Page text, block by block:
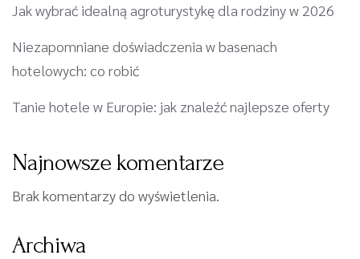
Jak wybrać idealną agroturystykę dla rodziny w 2026
Niezapomniane doświadczenia w basenach
hotelowych: co robić
Tanie hotele w Europie: jak znaleźć najlepsze oferty
Najnowsze komentarze
Brak komentarzy do wyświetlenia.
Archiwa